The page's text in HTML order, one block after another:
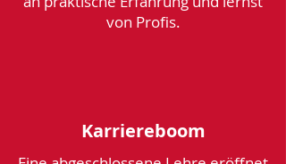
von Profis.
Karriereboom